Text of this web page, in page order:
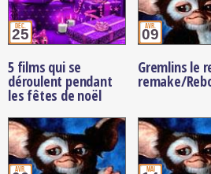
déc.
25
5 films qui se
déroulent pendant
les fêtes de noël
avr.
09
Gremlins le
remake/
avr. mai